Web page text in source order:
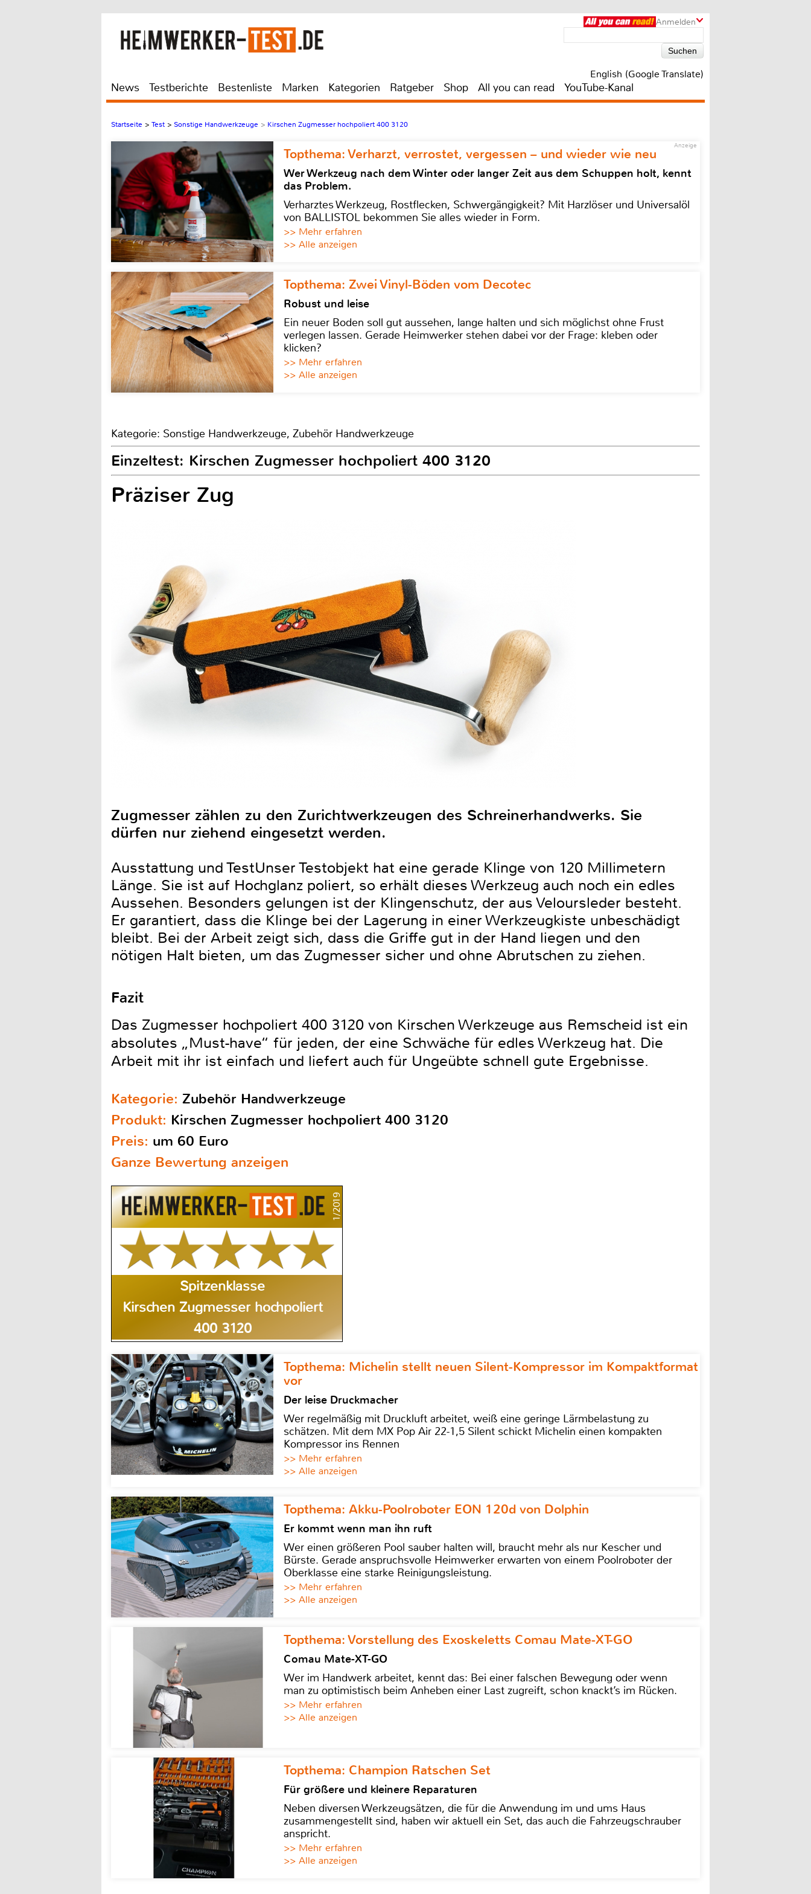
Anmelden
English (Google Translate)
News Testberichte Bestenliste Marken Kategorien Ratgeber Shop All you can read YouTube-Kanal
Startseite > Test > Sonstige Handwerkzeuge > Kirschen Zugmesser hochpoliert 400 3120
Anzeige
Topthema: Verharzt, verrostet, vergessen – und wieder wie neu
Wer Werkzeug nach dem Winter oder langer Zeit aus dem Schuppen holt, kennt
das Problem.
Verharztes Werkzeug, Rostflecken, Schwergängigkeit? Mit Harzlöser und Universalöl
von BALLISTOL bekommen Sie alles wieder in Form.
>> Mehr erfahren
>> Alle anzeigen
Topthema: Zwei Vinyl-Böden vom Decotec
Robust und leise
Ein neuer Boden soll gut aussehen, lange halten und sich möglichst ohne Frust
verlegen lassen. Gerade Heimwerker stehen dabei vor der Frage: kleben oder
klicken?
>> Mehr erfahren
>> Alle anzeigen
Kategorie: Sonstige Handwerkzeuge, Zubehör Handwerkzeuge
Einzeltest: Kirschen Zugmesser hochpoliert 400 3120
Präziser Zug
Zugmesser zählen zu den Zurichtwerkzeugen des Schreinerhandwerks. Sie
dürfen nur ziehend eingesetzt werden.
Ausstattung und TestUnser Testobjekt hat eine gerade Klinge von 120 Millimetern
Länge. Sie ist auf Hochglanz poliert, so erhält dieses Werkzeug auch noch ein edles
Aussehen. Besonders gelungen ist der Klingenschutz, der aus Veloursleder besteht.
Er garantiert, dass die Klinge bei der Lagerung in einer Werkzeugkiste unbeschädigt
bleibt. Bei der Arbeit zeigt sich, dass die Griffe gut in der Hand liegen und den
nötigen Halt bieten, um das Zugmesser sicher und ohne Abrutschen zu ziehen.
Fazit
Das Zugmesser hochpoliert 400 3120 von Kirschen Werkzeuge aus Remscheid ist ein
absolutes „Must-have“ für jeden, der eine Schwäche für edles Werkzeug hat. Die
Arbeit mit ihr ist einfach und liefert auch für Ungeübte schnell gute Ergebnisse.
Kategorie: Zubehör Handwerkzeuge
Produkt: Kirschen Zugmesser hochpoliert 400 3120
Preis: um 60 Euro
Ganze Bewertung anzeigen
1/2019
Spitzenklasse
Kirschen Zugmesser hochpoliert
400 3120
Topthema: Michelin stellt neuen Silent-Kompressor im Kompaktformat
vor
Der leise Druckmacher
Wer regelmäßig mit Druckluft arbeitet, weiß eine geringe Lärmbelastung zu
schätzen. Mit dem MX Pop Air 22-1,5 Silent schickt Michelin einen kompakten
Kompressor ins Rennen
>> Mehr erfahren
>> Alle anzeigen
Topthema: Akku-Poolroboter EON 120d von Dolphin
Er kommt wenn man ihn ruft
Wer einen größeren Pool sauber halten will, braucht mehr als nur Kescher und
Bürste. Gerade anspruchsvolle Heimwerker erwarten von einem Poolroboter der
Oberklasse eine starke Reinigungsleistung.
>> Mehr erfahren
>> Alle anzeigen
Topthema: Vorstellung des Exoskeletts Comau Mate-XT-GO
Comau Mate-XT-GO
Wer im Handwerk arbeitet, kennt das: Bei einer falschen Bewegung oder wenn
man zu optimistisch beim Anheben einer Last zugreift, schon knackt’s im Rücken.
>> Mehr erfahren
>> Alle anzeigen
Topthema: Champion Ratschen Set
Für größere und kleinere Reparaturen
Neben diversen Werkzeugsätzen, die für die Anwendung im und ums Haus
zusammengestellt sind, haben wir aktuell ein Set, das auch die Fahrzeugschrauber
anspricht.
>> Mehr erfahren
>> Alle anzeigen